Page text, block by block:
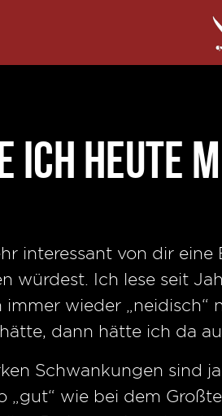
ich heute
interessant von dir
würdest. Ich lese seit
wieder
dann hätte ich da
Schwankungen sind
„gut“ wie bei dem